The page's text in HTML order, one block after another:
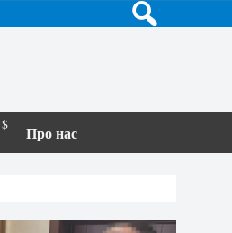
Про нас